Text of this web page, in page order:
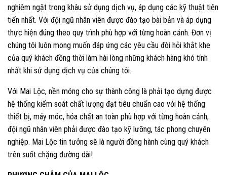
nghiêm ngặt trong khâu sử dụng dịch vụ, áp dụng các kỹ thuật tiên
tiến nhất. Với đội ngũ nhân viên được đào tạo bài bản và áp dụng
thực hiện đúng theo quy trình phù hợp với từng hoàn cảnh. Đơn vị
chúng tôi luôn mong muốn đáp ứng các yêu cầu đòi hỏi khắt khe
của quý khách đồng thời làm hài lòng những khách hàng khó tính
nhất khi sử dụng dịch vụ của chúng tôi.
Với Mai Lộc, nền móng cho sự thành công là phải tạo dựng được
hệ thống kiểm soát chất lượng đạt tiêu chuẩn cao với hệ thống
thiết bị, máy móc, hóa chất an toàn phù hợp với từng hoàn cảnh,
đội ngũ nhân viên phải được đào tạo kỹ lưỡng, tác phong chuyên
nghiệp. Mai Lộc tin tưởng sẽ là người đồng hành cùng quý khách
trên suốt chặng đường dài!